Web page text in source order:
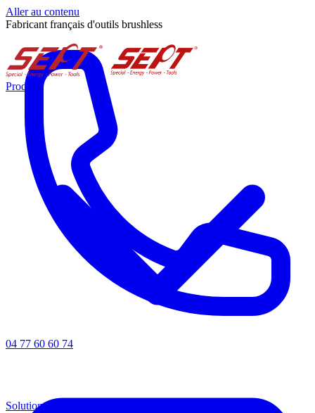
Aller au contenu
Fabricant français d'outils brushless
04 77 60 60 74
Produits
Solutions